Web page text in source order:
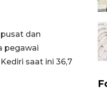
dan
pegawai
saat ini 36,7